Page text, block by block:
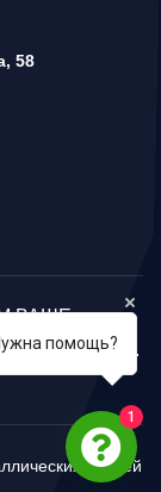
58
ВАШЕ
дверей
помощь?
1